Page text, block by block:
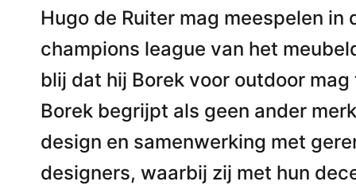
Low dining tafels
Bijzettafels
Lage tafels
Stoelen
Dining stoelen
High dining stoelen
Low dining
Hugo de Ruiter mag meespelen in
champions league van het
blij dat hij Borek voor outdoor mag
Borek begrijpt als geen ander
design en samenwerking met
designers, waarbij zij met hun